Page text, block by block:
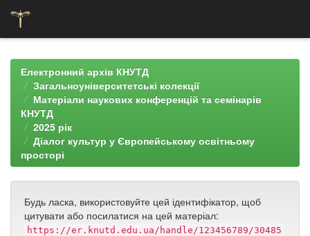
navigationЕлектронний архів КНУТД
Загальноуніверситетські колекції
Матеріали наукових конференцій та семінарів
КНУТД
2025 рік
Діалог культур у Європейському освітньому
просторі
Будь ласка, використовуйте цей ідентифікатор, щоб
цитувати або посилатися на цей матеріал:
https://er.knutd.edu.ua/handle/123456789/30485